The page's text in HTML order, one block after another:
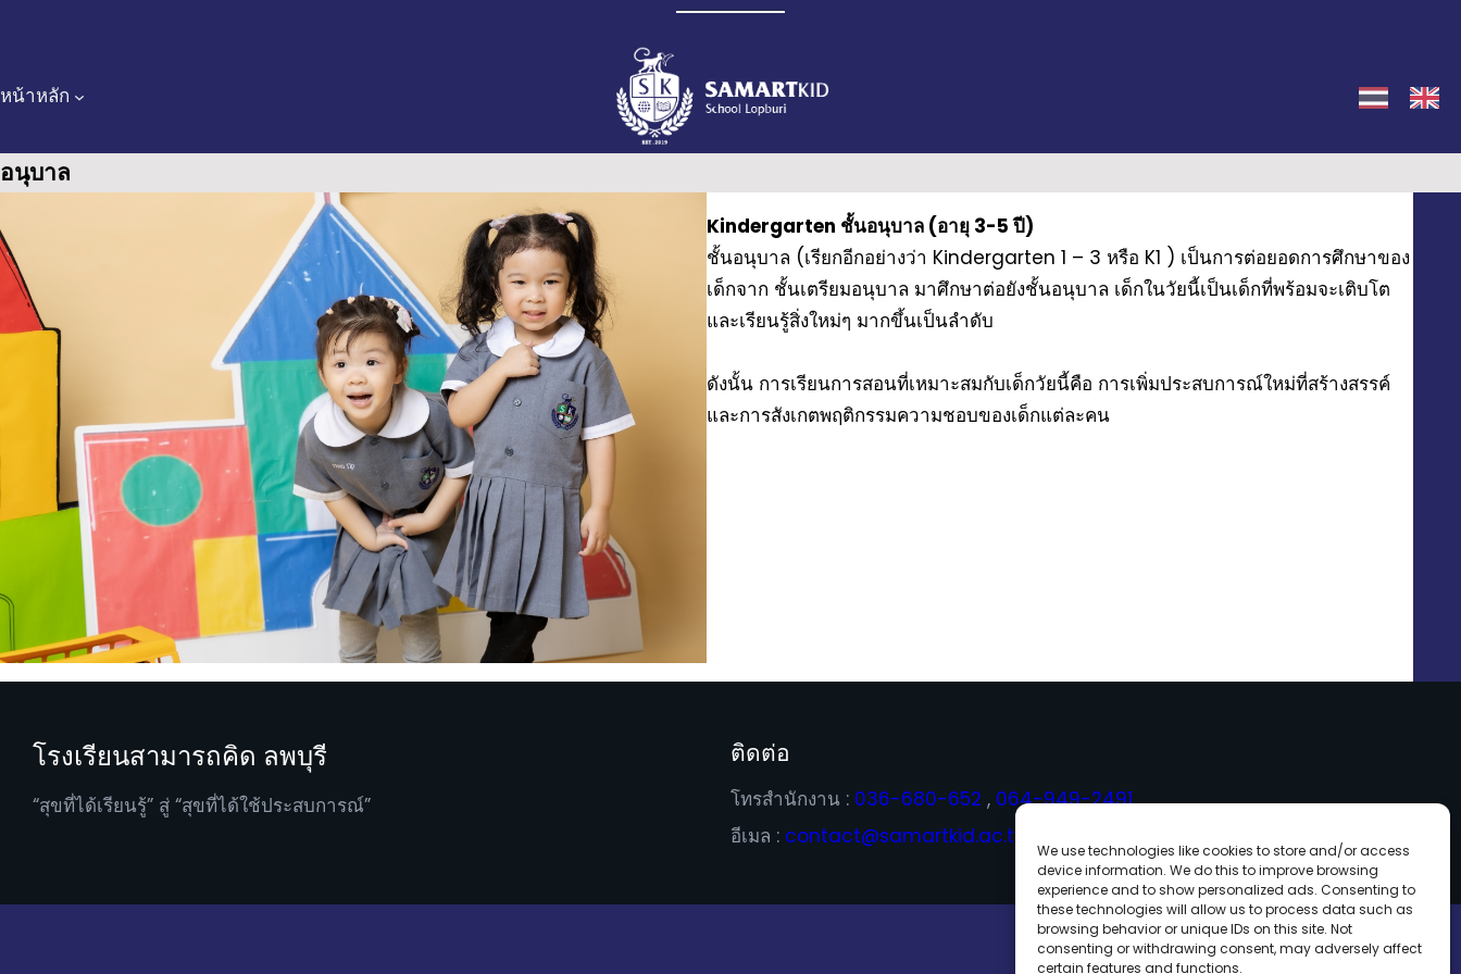
We use technologies like cookies to store and/or access
device information. We do this to improve browsing
experience and to show personalized ads. Consenting to
these technologies will allow us to process data such as
browsing behavior or unique IDs on this site. Not
consenting or withdrawing consent, may adversely affect
certain features and functions.
content
หน้าหลัก
อนุบาล
Kindergarten ชั้นอนุบาล (อายุ 3-5 ปี)
ชั้นอนุบาล (เรียกอีกอย่างว่า Kindergarten 1 – 3 หรือ K1 ) เป็นการต่อยอดการศึกษาของ
เด็กจาก ชั้นเตรียมอนุบาล มาศึกษาต่อยังชั้นอนุบาล เด็กในวัยนี้เป็นเด็กที่พร้อมจะเติบโต
และเรียนรู้สิ่งใหม่ๆ มากขึ้นเป็นลำดับ
ดังนั้น การเรียนการสอนที่เหมาะสมกับเด็กวัยนี้คือ การเพิ่มประสบการณ์ใหม่ที่สร้างสรรค์
และการสังเกตพฤติกรรมความชอบของเด็กแต่ละคน
โรงเรียนสามารถคิด ลพบุรี
“สุขที่ได้เรียนรู้” สู่ “สุขที่ได้ใช้ประสบการณ์”
ติดต่อ
โทรสำนักงาน : 036-680-652 , 064-949-2491
อีเมล : contact@samartkid.ac.th